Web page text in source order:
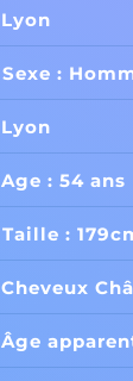
Lyon
Sexe :
Lyon
Age : 54 ans
Taille :
Cheveux
Âge